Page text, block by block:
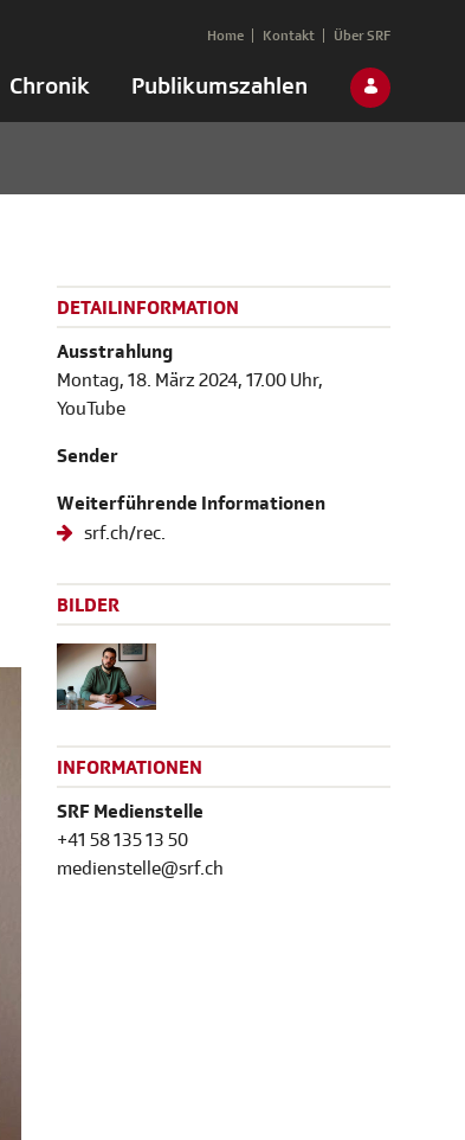
Chronik Publikumszahlen
Home Kontakt Über SRF
DETAILINFORMATION
Ausstrahlung
Montag, 18. März 2024, 17.00 Uhr,
YouTube
Sender
Weiterführende Informationen
srf.ch/rec.
BILDER
INFORMATIONEN
SRF Medienstelle
+41 58 135 13 50
medienstelle@srf.ch